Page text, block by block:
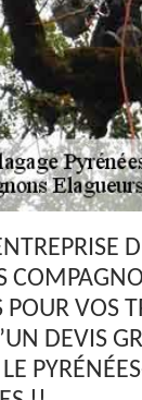
POUR VOS
DEVIS